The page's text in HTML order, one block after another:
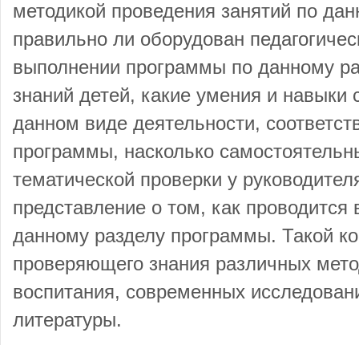
методикой проведения занятий по
правильно ли оборудован
выполнении программы по данному
знаний детей, какие умения и
данном виде деятельности,
программы, насколько
тематической проверки у
представление о том, как проводится
данному разделу программы. Такой
проверяющего знания различных
воспитания, современных
литературы.